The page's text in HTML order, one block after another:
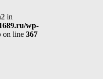
in
wp-
on line 367